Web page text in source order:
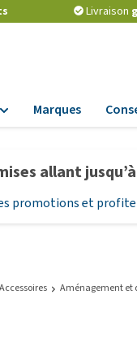
Livraison
Croquettes
Alimentation
Friandises Chiots
Antiparasitaires
Vermifuges
Probiotiques et
Marques
allant
promotions et
Accessoires Aménagement et